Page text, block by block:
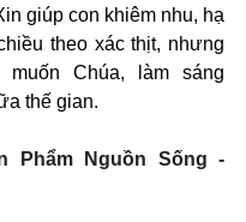
giúp con khiêm nhu, hạ
theo xác thịt, nhưng
Chúa, làm sáng
thế gian.
Phẩm Nguồn Sống -